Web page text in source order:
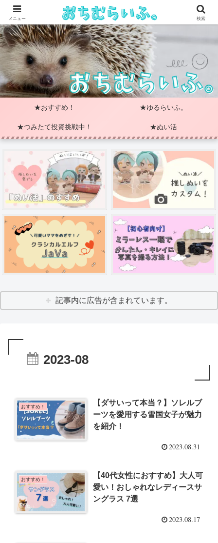
★おすすめ！ ★ゆるらいふ。
★つみたて投資挑戦中！ ★ぬい活
記事内に広告が含まれています。
2023-08
おすすめ！
【ダサいって本当？】ソレルブ
ーツを愛用する雪国女子が魅力
を紹介！
2023.08.31
おすすめ！
【40代女性におすすめ】大人可
愛い！おしゃれなレディースサ
ングラス 7選
2023.08.17
メニュー 検索